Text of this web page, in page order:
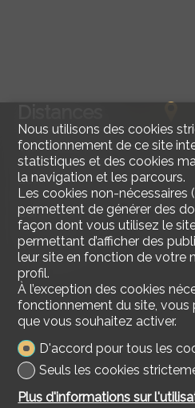
Transports publics 154 m
Ecole primaire 110 m
Commerces 993 m
Restaurants 98 m
Nous utilisons des cookies
fonctionnement de ce site
statistiques et des cookies
la navigation et les parcours.
Les cookies non-nécessaires
permettent de générer des
façon dont vous utilisez le
permettant d’afficher des
leur site en fonction de votre
profil.
À l’exception des cookies
fonctionnement du site,
que vous souhaitez activer.
D'accord pour tous les
Seuls les cookies
Plus d'informations sur